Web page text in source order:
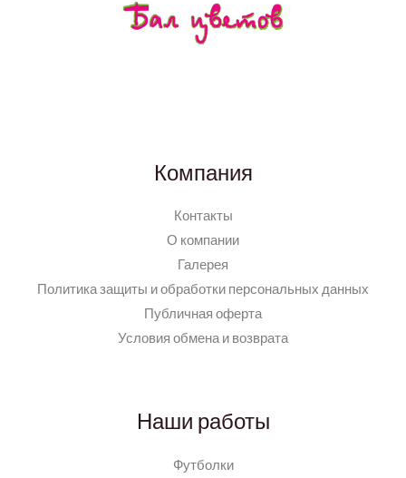
Компания
Контакты
О компании
Галерея
Политика защиты и обработки персональных данных
Публичная оферта
Условия обмена и возврата
Наши работы
Футболки